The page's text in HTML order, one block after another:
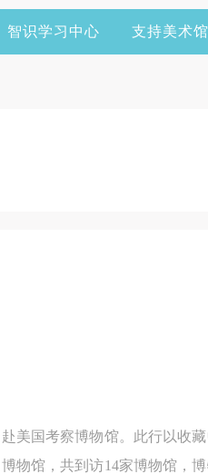
智识学习中心 支持美术馆
美国考察博物馆。此行以收
物馆，共到访14家博物馆，